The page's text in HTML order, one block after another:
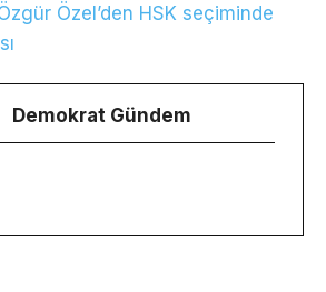
Özel’den HSK seçiminde
Demokrat Gündem